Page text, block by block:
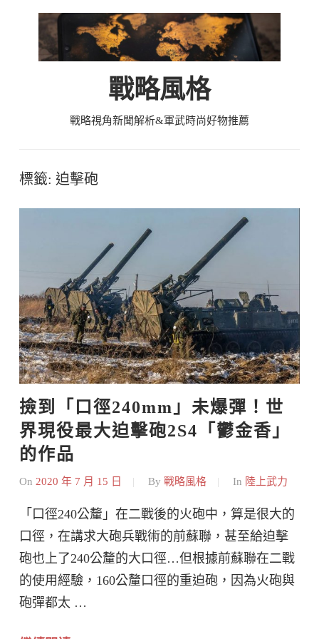
戰略風格
戰略視角新聞解析&軍武時尚好物推薦
標籤: 迫擊砲
撿到「口徑240mm」未爆彈！世
界現役最大迫擊砲2S4「鬱金香」
的作品
On 2020 年 7 月 15 日 By 戰略風格 In 陸上武力
「口徑240公釐」在二戰後的火砲中，算是很大的
口徑，在講求大砲兵戰術的前蘇聯，甚至給迫擊
砲也上了240公釐的大口徑…但根據前蘇聯在二戰
的使用經驗，160公釐口徑的重迫砲，因為火砲與
砲彈都太 …